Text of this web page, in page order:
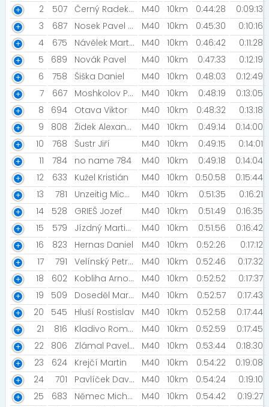
2
507 Černý Radek [Biatlon Prostějov ] M40 10km 0:44:28
0:09:13
3
687 Nosek Pavel [Rohozec Amix Team] M40 10km 0:45:30
0:10:16
4
675 Návělek Martin M40 10km 0:46:42
0:11:28
5
689 Novák Pavel M40 10km 0:47:33
0:12:19
6
758 Šiška Daniel M40 10km 0:48:03
0:12:49
7
667 Moshkolov Pavel [Judo klub Olomouc ] M40 10km 0:48:19
0:13:05
8
694 Otava Viktor M40 10km 0:48:32
0:13:18
9
808 Židek Alexander M40 10km 0:49:14
0:14:00
10
768 Šustr Jiří M40 10km 0:49:15
0:14:01
11
784 no name 784 M40 10km 0:49:18
0:14:04
12
633 Kužel Kristián M40 10km 0:50:58
0:15:44
13
781 Unzeitig Michal [Turbošneci] M40 10km 0:51:35
0:16:21
14
528 GRIEŠ Jozef M40 10km 0:51:49
0:16:35
15
579 Jízdný Martin [Palkovice] M40 10km 0:51:56
0:16:42
16
823 Hernas Daniel M40 10km 0:52:26
0:17:12
17
791 Velínský Petr [SPARTAN KROMĚŘÍŽ] M40 10km 0:52:46
0:17:32
18
602 Kobliha Arnošt M40 10km 0:52:52
0:17:37
19
509 Doseděl Martin M40 10km 0:52:57
0:17:43
20
545 Hluší Rostislav M40 10km 0:52:58
0:17:44
21
816 Kladivo Roman M40 10km 0:52:59
0:17:45
22
806 Zlámal Pavel [Quadient ] M40 10km 0:53:44
0:18:30
23
624 Krejčí Martin M40 10km 0:54:22
0:19:08
24
701 Pavlíček David M40 10km 0:54:24
0:19:10
25
683 Němec Michal M40 10km 0:54:42
0:19:27